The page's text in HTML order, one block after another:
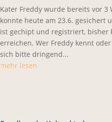
Kater Freddy wurde bereits vor 3
konnte heute am 23.6. gesichert
ist gechipt und registriert, bisher
erreichen. Wer Freddy kennt
sich bitte dringend...
mehr lesen